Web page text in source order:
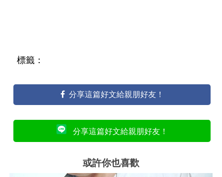
標籤：
分享這篇好文給親朋好友！
分享這篇好文給親朋好友！
或許你也喜歡